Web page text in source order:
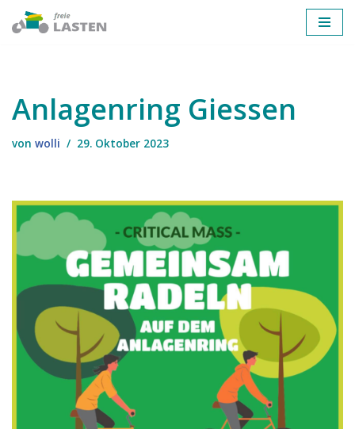
Anlagenring Giessen
von wolli 29. Oktober 2023